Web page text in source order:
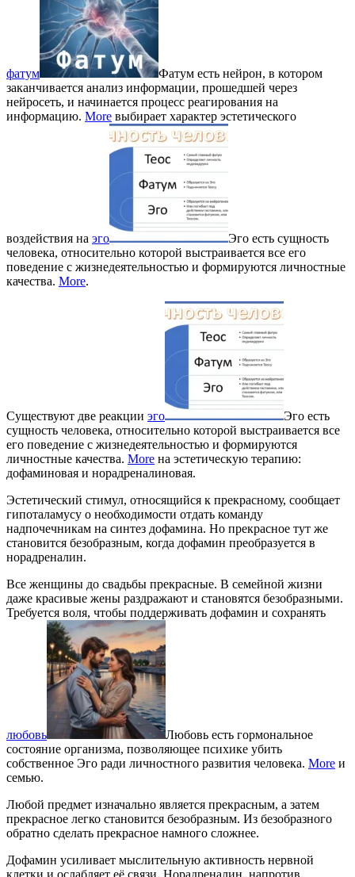
фатум
Фатум есть нейрон, в котором
заканчивается анализ информации, прошедшей через
нейросеть, и начинается процесс реагирования на
информацию. More выбирает характер эстетического
воздействия на эго
Эго есть сущность
человека, относительно которой выстраивается все его
поведение с жизнедеятельностью и формируются личностные
качества. More.
Существуют две реакции эго
Эго есть
сущность человека, относительно которой выстраивается все
его поведение с жизнедеятельностью и формируются
личностные качества. More на эстетическую терапию:
дофаминовая и норадреналиновая.
Эстетический стимул, относящийся к прекрасному, сообщает
гипоталамусу о необходимости отдать команду
надпочечникам на синтез дофамина. Но прекрасное тут же
становится безобразным, когда дофамин преобразуется в
норадреналин.
Все женщины до свадьбы прекрасные. В семейной жизни
даже красивые жены раздражают и становятся безобразными.
Требуется воля, чтобы поддерживать дофамин и сохранять
любовь
Любовь есть гормональное
состояние организма, позволяющее психике убить
собственное Эго ради личностного развития человека. More и
семью.
Любой предмет изначально является прекрасным, а затем
прекрасное легко становится безобразным. Из безобразного
обратно сделать прекрасное намного сложнее.
Дофамин усиливает мыслительную активность нервной
клетки и ослабляет её связи. Норадреналин, напротив,